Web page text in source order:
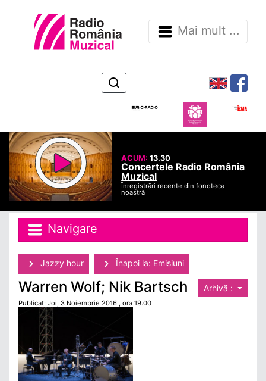
Mai mult ...
ACUM:13.30
Concertele Radio România
Muzical
Înregistrări recente din fonoteca
noastră
Navigare
Jazzy hour Înapoi la: Emisiuni
Arhivă :
Warren Wolf; Nik Bartsch
Publicat: Joi, 3 Noiembrie 2016 , ora 19.00